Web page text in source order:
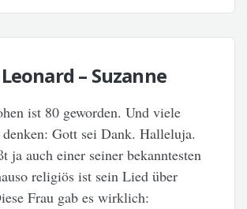
– Suzanne
ist 80 geworden. Und viele
denken: Gott sei Dank. Halleluja.
ja auch einer seiner bekanntesten
religiös ist sein Lied über
Frau gab es wirklich: